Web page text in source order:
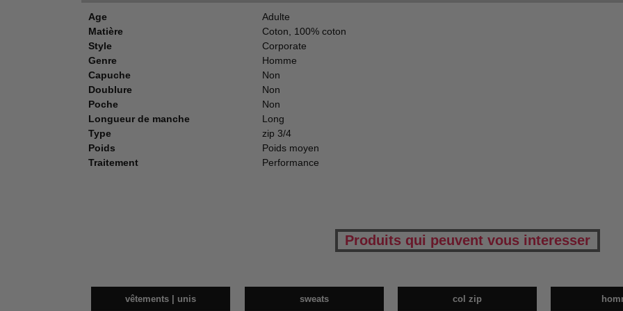
Age
Adulte
Matière
Coton, 100% coton
Style
Corporate
Genre
Homme
Capuche
Non
Doublure
Non
Poche
Non
Longueur de manche
Long
Type
zip 3/4
Poids
Poids moyen
Traitement
Performance
Produits qui peuvent vous interesser
vêtements | unis sweats col zip